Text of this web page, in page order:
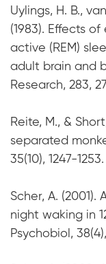
Uylings, H. B.,
(1983). Effects
active (REM)
adult brain and
Research, 283,
Reite, M., &
separated
35(10), 1247-1253.
Scher, A.
night waking in
Psychobiol,